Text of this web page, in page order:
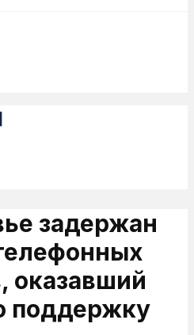
задержан
оказавший
поддержку